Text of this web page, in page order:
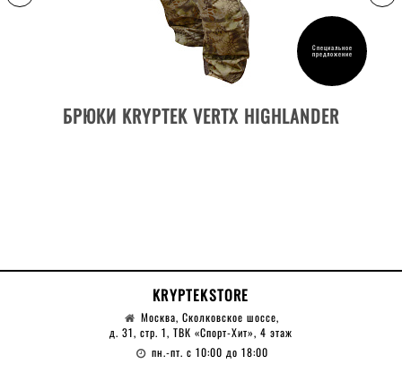
Специальное
предложение
БРЮКИ KRYPTEK VERTX HIGHLANDER
KRYPTEKSTORE
Москва, Сколковское шоссе,
д. 31, стр. 1, ТВК «Спорт-Хит», 4 этаж
пн.-пт. с 10:00 до 18:00